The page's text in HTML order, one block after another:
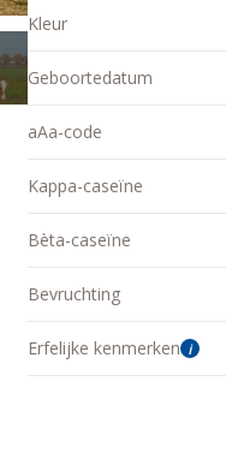
Kleur
Geboortedatum
aAa-code
Kappa-caseïne
Bèta-caseïne
Bevruchting
Erfelijke kenmerken i